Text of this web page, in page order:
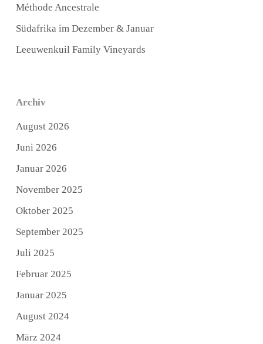
Méthode Ancestrale
Südafrika im Dezember & Januar
Leeuwenkuil Family Vineyards
Archiv
August 2026
Juni 2026
Januar 2026
November 2025
Oktober 2025
September 2025
Juli 2025
Februar 2025
Januar 2025
August 2024
März 2024